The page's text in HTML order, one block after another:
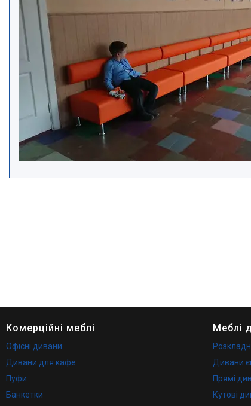
Комерційні меблі
Офісні дивани
Дивани для кафе
Пуфи
Банкетки
Меблі
Дивани
Прямі
Кутові